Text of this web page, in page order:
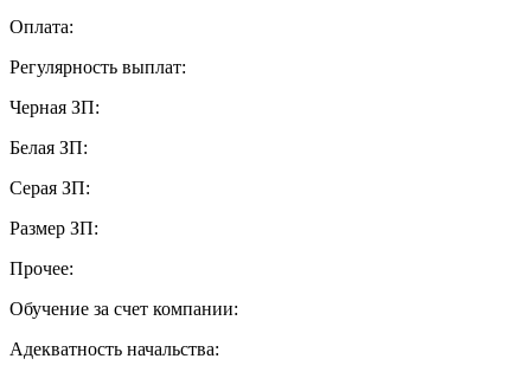
Оплата:
Регулярность выплат:
Черная ЗП:
Белая ЗП:
Серая ЗП:
Размер ЗП:
Прочее:
Обучение за счет компании:
Адекватность начальства: